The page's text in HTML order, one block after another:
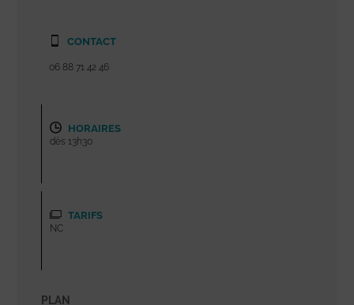
CONTACT
06 88 71 42 46
HORAIRES
dès 13h30
TARIFS
NC
PLAN